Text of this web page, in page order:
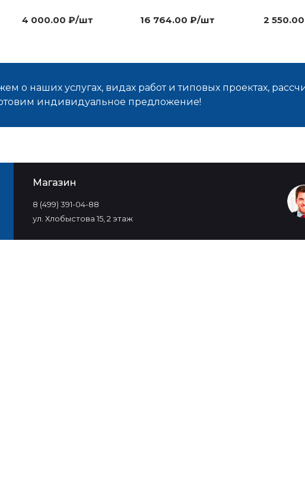
4 000.00 ₽/шт 16 764.00 ₽/шт 2
о наших услугах, видах работ и типовых проектах,
индивидуальное предложение!
Магазин
8 (499) 391-04-88
ул. Хлобыстова 15, 2 этаж